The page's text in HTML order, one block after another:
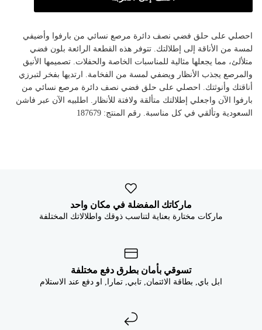
احصلي على حلق فضي نصف دائرة مرصع نسائي من بارفوا وأضيفي
لمسة من الأناقة إلى إطلالتك. تتوفر هذه القطعة الرائعة بلون فضي
متلألئ، مما يجعلها مثالية للمناسبات الخاصة والحفلات. تصميمها الأنيق
والمرصع يجذب الأنظار ويضفي لمسة من الفخامة. ارتديها بفخر لتبرزي
أناقتك وأنوثتك. احصلي على حلق فضي نصف دائرة مرصع نسائي من
بارفوا الآن واجعلي إطلالتك متألقة ولافتة للأنظار. اطلبيه الآن عبر فاشن
السعودية وتألقي في كل مناسبة. رقم المنتج: 187679
ماركاتك المفضلة في مكان واحد
ماركات مختارة بعناية لتناسب ذوقك واطلالاتك المختلفة
تسوقي بأمان بطرق دفع مختلفة
ابل باي, بطاقة الائتمان, تابي, تمارا, او دفع عند الاستلام